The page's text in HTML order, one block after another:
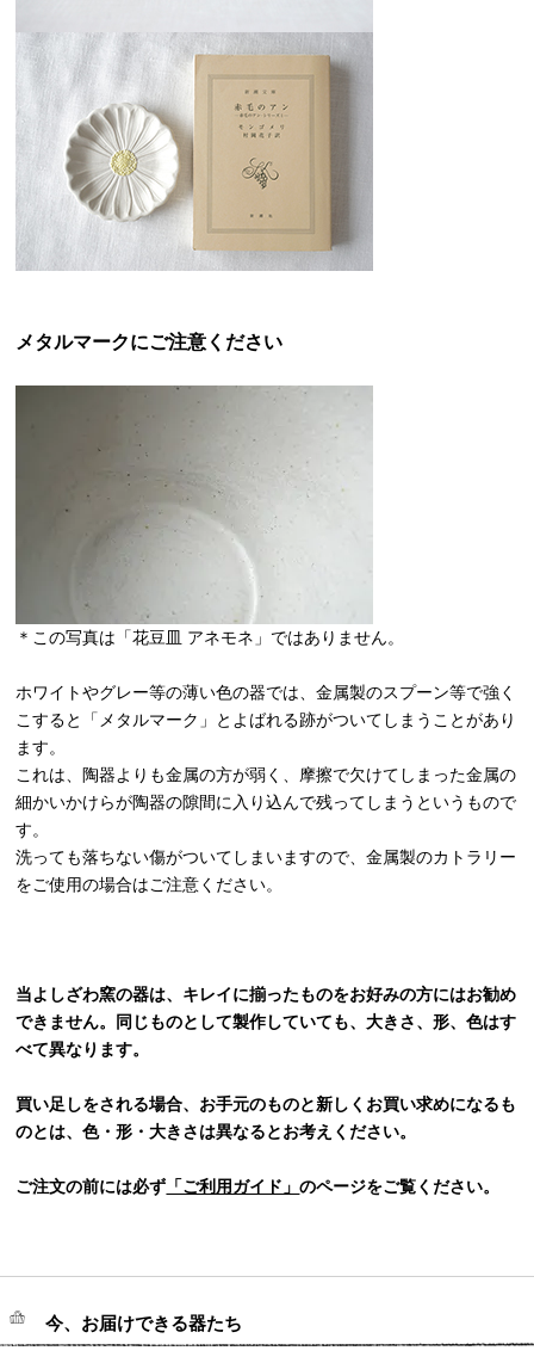
メタルマークにご注意ください
＊この写真は「花豆皿 アネモネ」ではありません。
ホワイトやグレー等の薄い色の器では、金属製のスプーン等で強く
こすると「メタルマーク」とよばれる跡がついてしまうことがあり
ます。
これは、陶器よりも金属の方が弱く、摩擦で欠けてしまった金属の
細かいかけらが陶器の隙間に入り込んで残ってしまうというもので
す。
洗っても落ちない傷がついてしまいますので、金属製のカトラリー
をご使用の場合はご注意ください。
当よしざわ窯の器は、キレイに揃ったものをお好みの方にはお勧め
できません。同じものとして製作していても、大きさ、形、色はす
べて異なります。
買い足しをされる場合、お手元のものと新しくお買い求めになるも
のとは、色・形・大きさは異なるとお考えください。
ご注文の前には必ず 「ご利用ガイド」のページをご覧ください。
今、お届けできる器たち